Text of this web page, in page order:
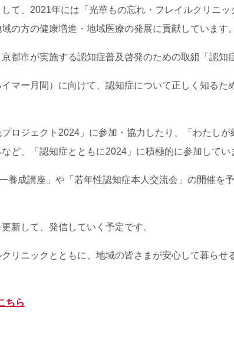
て、2021年には「光華もの忘れ・フレイルクリニッ
の方の健康増進・地域医療の発展に貢献しています。
都市が実施する認知症普及啓発のための取組「認知
マー月間）に向けて、認知症について正しく知るた
ロジェクト2024」に参加・協力したり、「わたし
ど、「認知症とともに2024」に積極的に参加してい
養成講座」や「若年性認知症本人交流会」の開催を
新して、発信していく予定です。
リニックとともに、地域の皆さまが安心して暮らせ
ちら